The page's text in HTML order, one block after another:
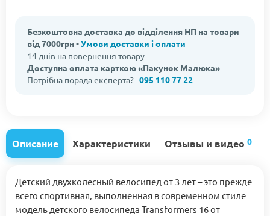
Безкоштовна доставка до відділення НП на товари
від 7000грн •Умови доставки і оплати
14 днів на повернення товару
Доступна оплата карткою «Пакунок Малюка»
Потрібна порада експерта? 095 110 77 22
Описание Характеристики Отзывы и видео 0
Детский двухколесный велосипед от 3 лет – это прежде
всего спортивная, выполненная в современном стиле
модель детского велосипеда Transformers 16 от